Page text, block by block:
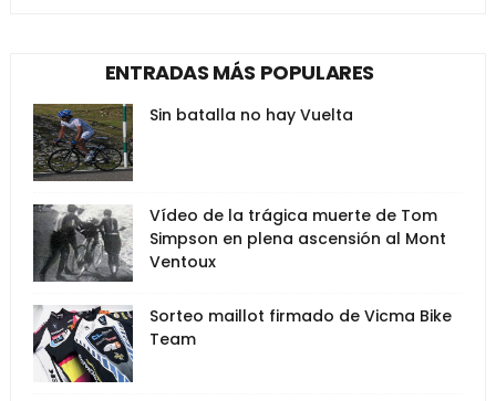
ENTRADAS MÁS POPULARES
Sin batalla no hay Vuelta
Vídeo de la trágica muerte de Tom
Simpson en plena ascensión al Mont
Ventoux
Sorteo maillot firmado de Vicma Bike
Team